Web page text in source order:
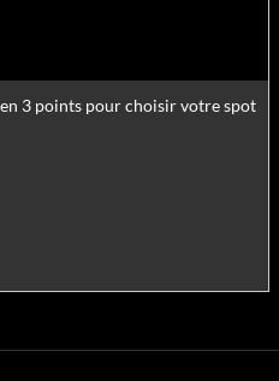
3 points pour choisir votre spot